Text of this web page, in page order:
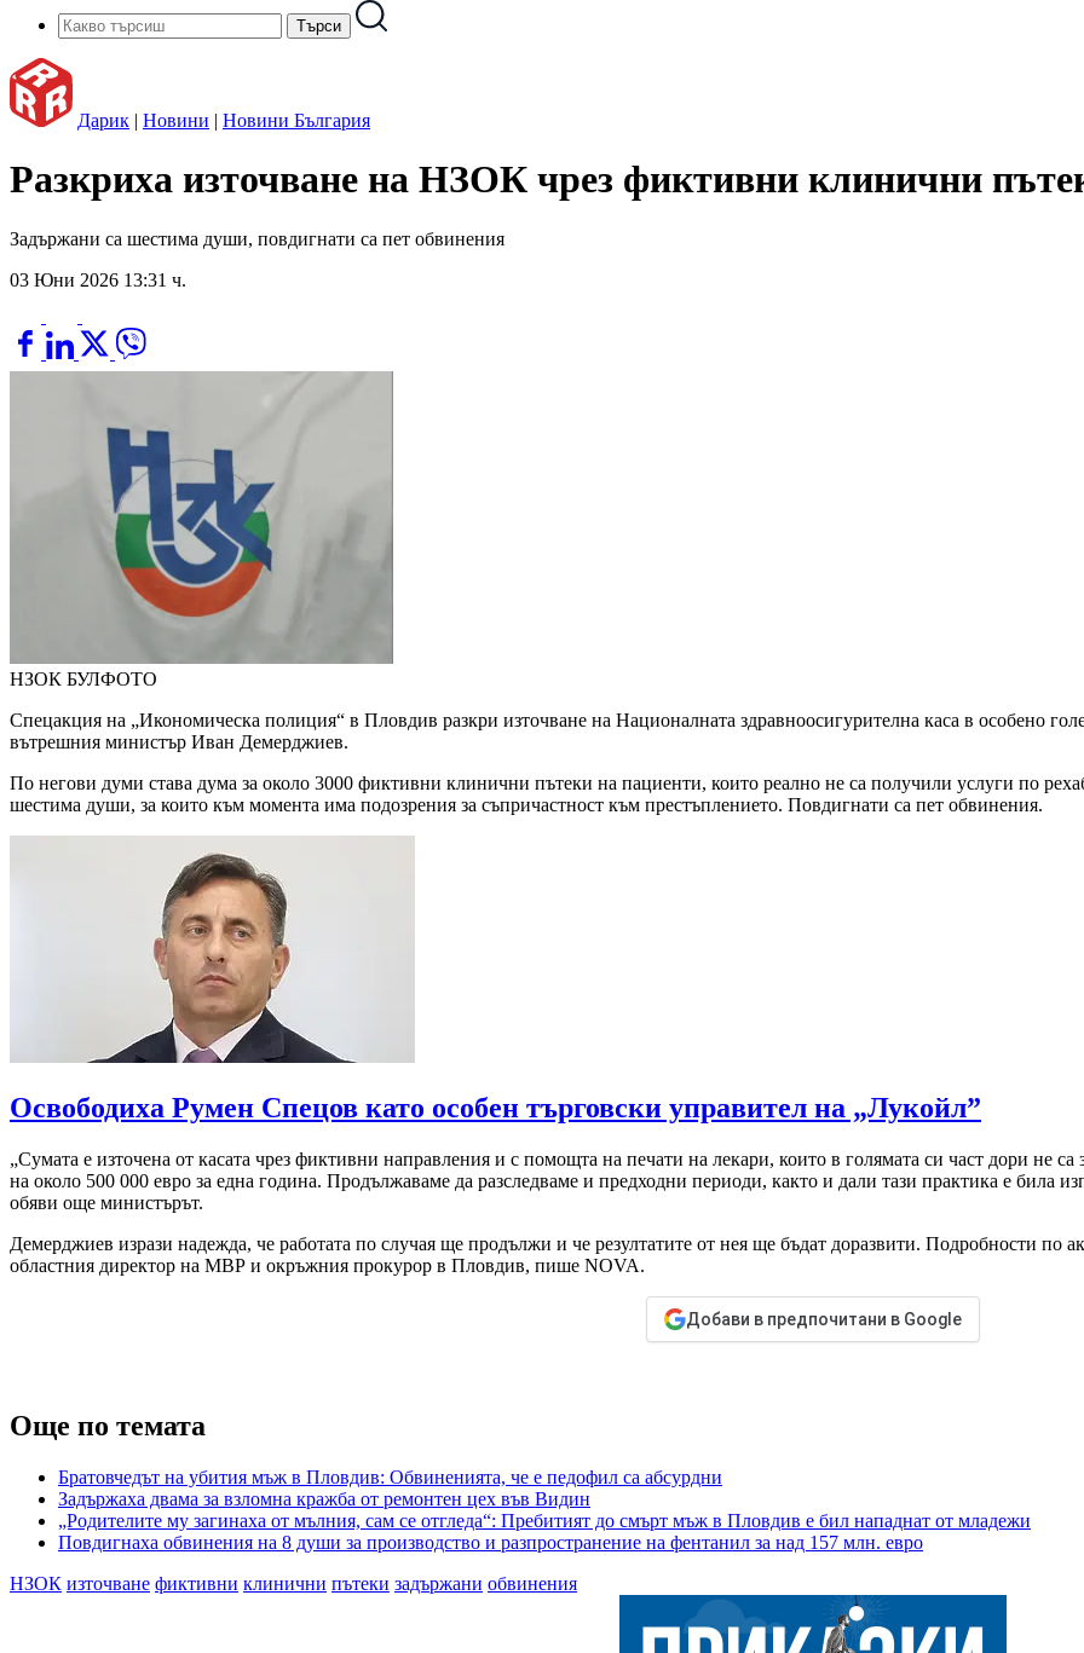
Дарик | Новини | Новини България
Разкриха източване на НЗОК чрез фиктивни клинични
Задържани са шестима души, повдигнати са пет обвинения
03 Юни 2026 13:31 ч.
НЗОК БУЛФОТО
Спецакция на „Икономическа полиция“ в Пловдив разкри източване на Националната здравноосигурителна каса в особено
вътрешния министър Иван Демерджиев.
По негови думи става дума за около 3000 фиктивни клинични пътеки на пациенти, които реално не са получили услуги по
шестима души, за които към момента има подозрения за съпричастност към престъплението. Повдигнати са пет обвинения.
Освободиха Румен Спецов като особен търговски управител на „Лукойл”
„Сумата е източена от касата чрез фиктивни направления и с помощта на печати на лекари, които в голямата си част дори не са
на около 500 000 евро за една година. Продължаваме да разследваме и предходни периоди, както и дали тази практика е била
обяви още министърът.
Демерджиев изрази надежда, че работата по случая ще продължи и че резултатите от нея ще бъдат доразвити. Подробности по
областния директор на МВР и окръжния прокурор в Пловдив, пише NOVA.
Добави в предпочитани в Google
Още по темата
Братовчедът на убития мъж в Пловдив: Обвиненията, че е педофил са абсурдни
Задържаха двама за взломна кражба от ремонтен цех във Видин
„Родителите му загинаха от мълния, сам се отгледа“: Пребитият до смърт мъж в Пловдив е бил нападнат от младежи
Повдигнаха обвинения на 8 души за производство и разпространение на фентанил за над 157 млн. евро
НЗОК източване фиктивни клинични пътеки задържани обвинения